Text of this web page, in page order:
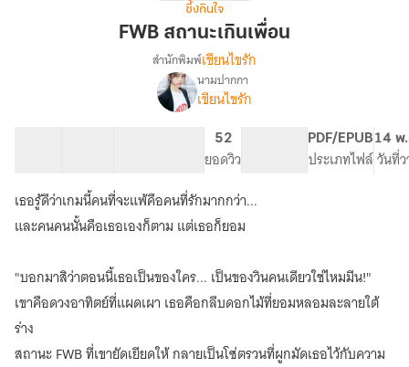
เกิน
ซึ้งกินใจ
FWB สถานะเกินเพื่อน
เรื่องFWB
ส
ถาะ
เกิน
เพื่อน
สำนักพิมพ์เขียนไขรัก
นามปากกา
เขียนไขรัก
52
ยอดวิว
PDF/EPUB
ประเภทไฟล์
14 พ
วันที่
เธอรู้ดีว่าเกมนี้คนที่จะแพ้คือคนที่รักมากกว่า...
และคนคนนั้นคือเธอเองก็ตาม แต่เธอก็ยอม
"บอกมาสิว่าตอนนี้เธอเป็นของใคร... เป็นของวินคนเดียวใช่ไหมมีน!"
เขาคือดวงอาทิตย์ที่แผดเผา เธอคือกลีบดอกไม้ที่ยอมหลอมละลายใต้
ร่าง
สถานะ FWB ที่เขายัดเยียดให้ กลายเป็นโซ่ตรวนที่ผูกมัดเธอไว้กับความ